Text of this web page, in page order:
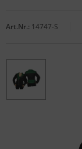
Art.Nr.: 14747-S